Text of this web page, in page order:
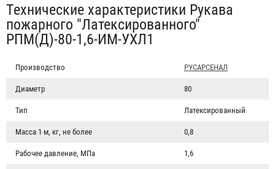
Табы
Технические характеристики Рукава
пожарного "Латексированного"
РПМ(Д)-80-1,6-ИМ-УХЛ1
Производство РУСАРСЕНАЛ
Диаметр 80
Тип Латексированный
Масса 1 м, кг, не более 0,8
Рабочее давление, МПа 1,6